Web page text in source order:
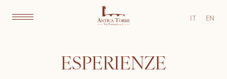
IT EN
ESPERIENZE